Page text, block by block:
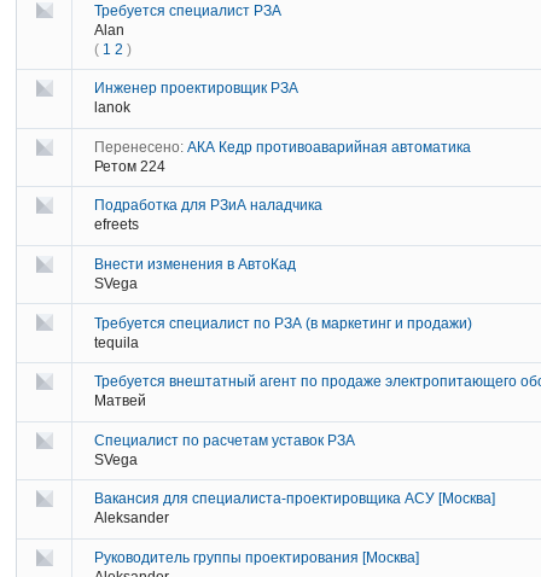
Требуется специалист РЗА
Alan
( 1 2 )
Инженер проектировщик РЗА
lanok
Перенесено: АКА Кедр противоаварийная автоматика
Ретом 224
Подработка для РЗиА наладчика
efreets
Внести изменения в АвтоКад
SVega
Требуется специалист по РЗА (в маркетинг и продажи)
tequila
Требуется внештатный агент по продаже электропитающего
Матвей
Специалист по расчетам уставок РЗА
SVega
Вакансия для специалиста-проектировщика АСУ [Москва]
Aleksander
Руководитель группы проектирования [Москва]